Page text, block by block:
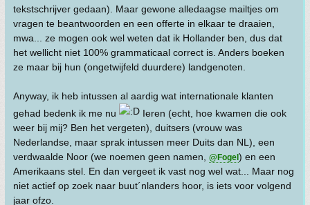
tekstschrijver gedaan). Maar gewone alledaagse mailtjes om
vragen te beantwoorden en een offerte in elkaar te draaien,
mwa... ze mogen ook wel weten dat ik Hollander ben, dus dat
het wellicht niet 100% grammaticaal correct is. Anders boeken
ze maar bij hun (ongetwijfeld duurdere) landgenoten.
Anyway, ik heb intussen al aardig wat internationale klanten
gehad bedenk ik me nu
Ieren (echt, hoe kwamen die ook
weer bij mij? Ben het vergeten), duitsers (vrouw was
Nederlandse, maar sprak intussen meer Duits dan NL), een
verdwaalde Noor (we noemen geen namen, @Fogel ) en een
Amerikaans stel. En dan vergeet ik vast nog wel wat... Maar nog
niet actief op zoek naar buut´nlanders hoor, is iets voor volgend
jaar ofzo.